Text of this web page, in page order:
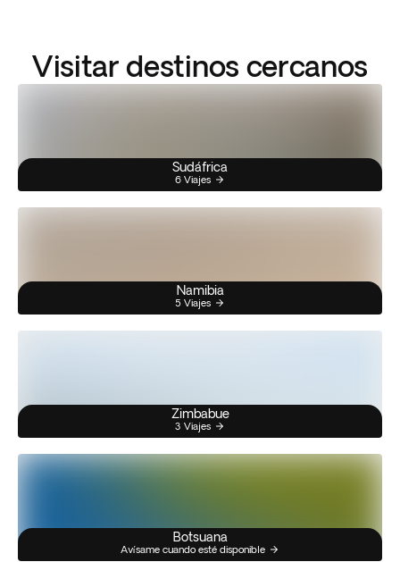
Visitar destinos cercanos
Sudáfrica
6 Viajes
Namibia
5 Viajes
Zimbabue
3 Viajes
Botsuana
Avísame cuando esté disponible